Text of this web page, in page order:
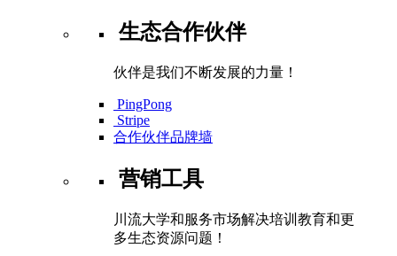
生态合作伙伴
伙伴是我们不断发展的力量！
PingPong
Stripe
合作伙伴品牌墙
营销工具
川流大学和服务市场解决培训教育和更
多生态资源问题！